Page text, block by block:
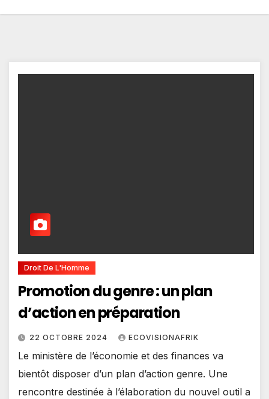
Droit De L'Homme
Promotion du genre : un plan
d’action en préparation
22 OCTOBRE 2024 ECOVISIONAFRIK
Le ministère de l’économie et des finances va
bientôt disposer d’un plan d’action genre. Une
rencontre destinée à l’élaboration du nouvel outil a